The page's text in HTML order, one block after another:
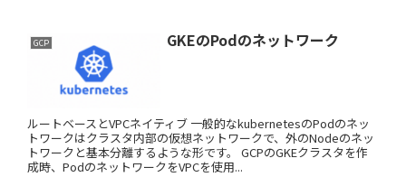
GCP GKEのPodのネットワーク
ルートベースとVPCネイティブ 一般的なkubernetesのPodのネッ
トワークはクラスタ内部の仮想ネットワークで、外のNodeのネッ
トワークと基本分離するような形です。 GCPのGKEクラスタを作
成時、PodのネットワークをVPCを使用...